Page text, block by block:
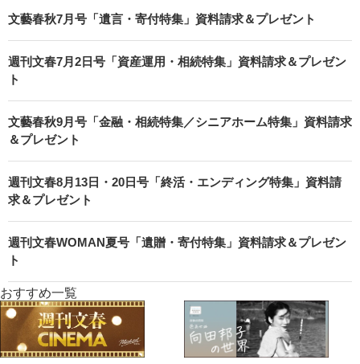
文藝春秋7月号「遺言・寄付特集」資料請求＆プレゼント
週刊文春7月2日号「資産運用・相続特集」資料請求＆プレゼン
ト
文藝春秋9月号「金融・相続特集／シニアホーム特集」資料請求
＆プレゼント
週刊文春8月13日・20日号「終活・エンディング特集」資料請
求＆プレゼント
週刊文春WOMAN夏号「遺贈・寄付特集」資料請求＆プレゼン
ト
おすすめ一覧